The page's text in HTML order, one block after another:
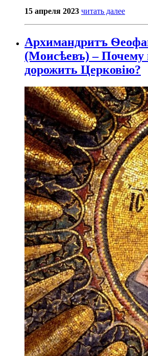
15 апреля 2023 читать далее
Архимандритъ
(Моисѣевъ) –
дорожить Церковію?